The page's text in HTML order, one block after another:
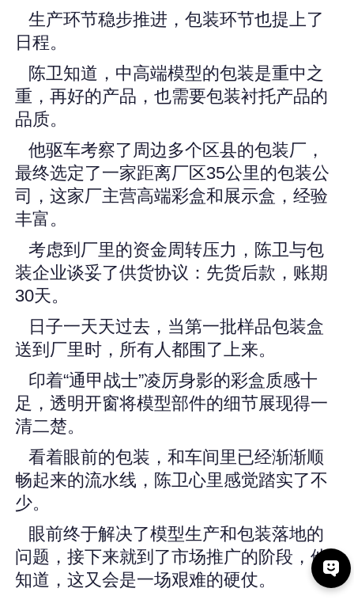
生产环节稳步推进，包装环节也提上了
日程。
陈卫知道，中高端模型的包装是重中之
重，再好的产品，也需要包装衬托产品的
品质。
他驱车考察了周边多个区县的包装厂，
最终选定了一家距离厂区35公里的包装公
司，这家厂主营高端彩盒和展示盒，经验
丰富。
考虑到厂里的资金周转压力，陈卫与包
装企业谈妥了供货协议：先货后款，账期
30天。
日子一天天过去，当第一批样品包装盒
送到厂里时，所有人都围了上来。
印着“通甲战士”凌厉身影的彩盒质感十
足，透明开窗将模型部件的细节展现得一
清二楚。
看着眼前的包装，和车间里已经渐渐顺
畅起来的流水线，陈卫心里感觉踏实了不
少。
眼前终于解决了模型生产和包装落地的
问题，接下来就到了市场推广的阶段，他
知道，这又会是一场艰难的硬仗。